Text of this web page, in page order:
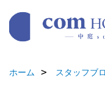
ホーム スタッフブ